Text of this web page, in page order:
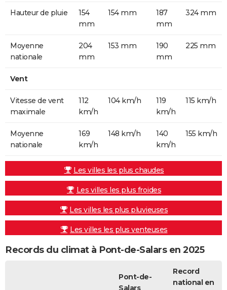
Hauteur de pluie
154
mm
154 mm
187
mm
324 mm
Moyenne
nationale
204
mm
153 mm
190
mm
225 mm
Vent
Vitesse de vent
maximale
112
km/h
104 km/h
119
km/h
115 km/h
Moyenne
nationale
169
km/h
148 km/h
140
km/h
155 km/h
Les villes les plus chaudes
Les villes les plus froides
Les villes les plus pluvieuses
Les villes les plus venteuses
Records du climat à Pont-de-Salars en 2025
Pont-de-
Salars
Record
national en